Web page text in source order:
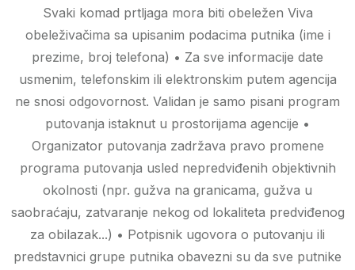
Svaki komad prtljaga mora biti obeležen Viva
obeleživačima sa upisanim podacima putnika (ime i
prezime, broj telefona) • Za sve informacije date
usmenim, telefonskim ili elektronskim putem agencija
ne snosi odgovornost. Validan je samo pisani program
putovanja istaknut u prostorijama agencije •
Organizator putovanja zadržava pravo promene
programa putovanja usled nepredviđenih objektivnih
okolnosti (npr. gužva na granicama, gužva u
saobraćaju, zatvaranje nekog od lokaliteta predviđenog
za obilazak...) • Potpisnik ugovora o putovanju ili
predstavnici grupe putnika obavezni su da sve putnike